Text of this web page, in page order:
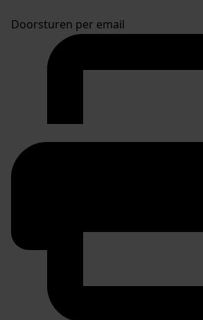
Doorsturen per email